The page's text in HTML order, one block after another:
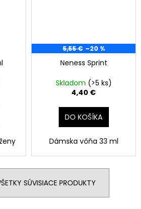
5,55 € –20 %
Neness Sprint
Skladom (>5 ks)
4,40 €
DO KOŠÍKA
Dámska vôňa 33 ml
SÚVISIACE PRODUKTY